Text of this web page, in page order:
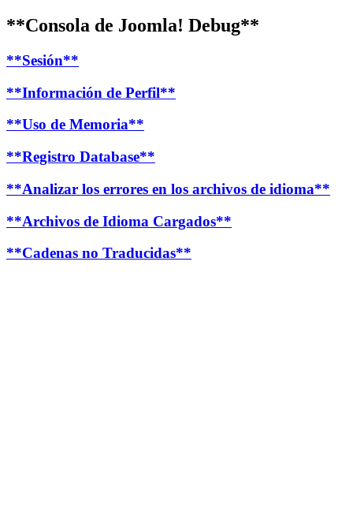
**Consola de Joomla! Debug**
**Sesión**
**Información de Perfil**
**Uso de Memoria**
**Registro Database**
**Analizar los errores en los archivos de idioma**
**Archivos de Idioma Cargados**
**Cadenas no Traducidas**